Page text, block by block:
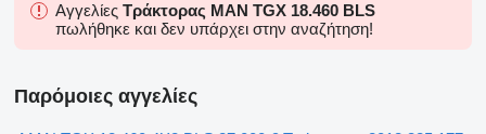
Αγγελίες Τράκτορας MAN TGX 18.460 BLS
πωλήθηκε και δεν υπάρχει στην αναζήτηση!
Παρόμοιες αγγελίες